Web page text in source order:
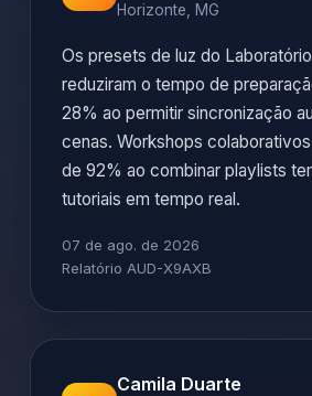
Horizonte, MG
Os presets de luz do
reduziram o tempo de
28% ao permitir sincronização
cenas. Workshops
de 92% ao combinar playlists
tutoriais em tempo real.
07 de ago. de 2026
Relatório AUD-X9AXB
Camila Duarte